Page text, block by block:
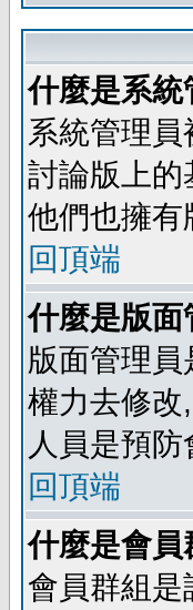
什麼是系統
系統管理
討論版上
他們也擁有
回頂端
什麼是版面
版面管理
權力去修
人員是預
回頂端
什麼是會員
會員群組